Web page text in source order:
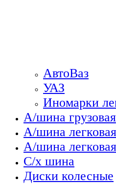
АвтоВаз
УАЗ
Иномарки
А/шина грузовая
А/шина
А/шина
С/х шина
Диски колесные